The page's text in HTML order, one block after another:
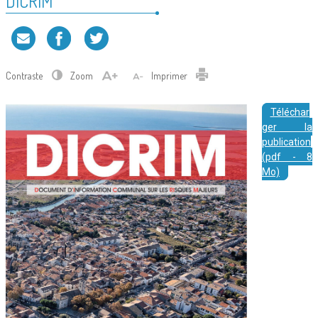
Contraste Zoom Imprimer
Téléchar
ger la
publication
(pdf - 8
Mo)